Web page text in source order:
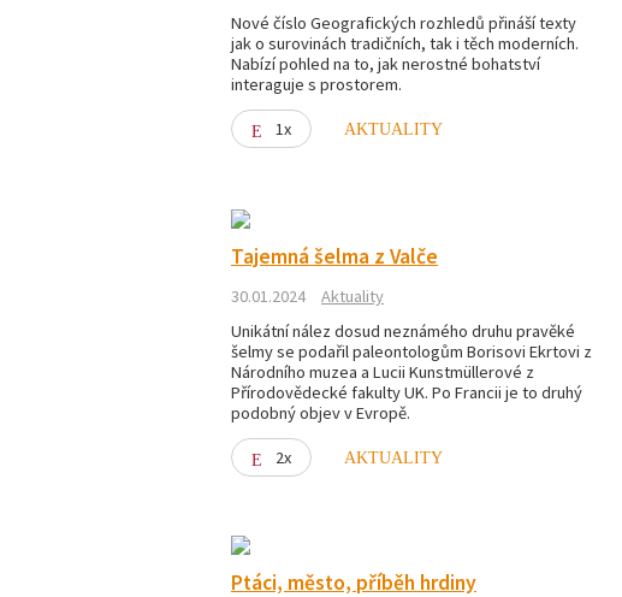
Nové číslo Geografických rozhledů přináší texty
jak o surovinách tradičních, tak i těch moderních.
Nabízí pohled na to, jak nerostné bohatství
interaguje s prostorem.
1x AKTUALITY
Tajemná šelma z Valče
30.01.2024
Aktuality
Unikátní nález dosud neznámého druhu pravěké
šelmy se podařil paleontologům Borisovi Ekrtovi z
Národního muzea a Lucii Kunstmüllerové z
Přírodovědecké fakulty UK. Po Francii je to druhý
podobný objev v Evropě.
2x AKTUALITY
Ptáci, město, příběh hrdiny